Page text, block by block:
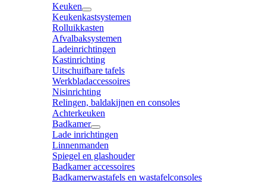
Keuken
Keukenkastsystemen
Rolluikkasten
Afvalbaksystemen
Ladeinrichtingen
Kastinrichting
Uitschuifbare tafels
Werkbladaccessoires
Nisinrichting
Relingen, baldakijnen en consoles
Achterkeuken
Badkamer
Lade inrichtingen
Linnenmanden
Spiegel en glashouder
Badkamer accessoires
Badkamerwastafels en wastafelconsoles